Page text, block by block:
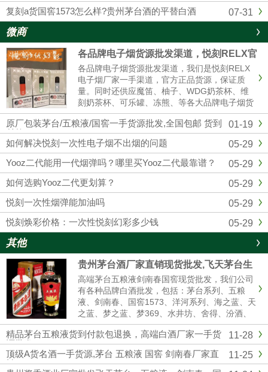
07-31
复刻a货国窖1573怎么样?贵州茅台酒的平替白酒
微商
各品牌电子烟货源批发渠道，悦刻RELX官
方进货拿货一件代发
各品牌电子烟货源批发渠道，我们是悦刻RELX
电子烟厂家一手渠道，官方正品货源，保证质
量。同时还供应魔笛、柚子、WDG奶茶杯、维
刻奶茶杯、可乐罐、冻熊、等各大品牌电子烟货
源批发拿货，我们是悦刻RELX官方一手供应
商，和全国各大实体店建立了紧密的合作关系，
确保产品从生产到销售环节...
01-19
原厂包装茅台/五粮液/国窖一手货源批发,全国包邮 货到
付款
05-29
如何解决悦刻一次性电子烟不出烟的问题
05-29
Yooz二代能用一代烟弹吗？哪里买Yooz二代最靠谱？
05-29
如何选购Yooz二代更划算？
05-29
悦刻一次性烟弹能加油吗
05-29
悦刻焕彩价格：一次性悦刻幻彩多少钱
其他
贵州茅台酒厂家直销现货批发,飞天茅台生
肖茅台全系列供应全国货到付款
高端茅台五粮液剑南春国窖现货批发，我们公司
有各种品牌白酒批发，包括：茅台系列、五粮
液、剑南春、国窖1573、洋河系列、海之蓝、天
之蓝、梦之蓝、梦369、水井坊、舍得、汾酒、
青红花郎等名酒，有高中低档白酒供你选择，我
们是白酒厂家一手货源渠道批发，价格美丽，诚
信经营,做工精细，口感纯正，合作共赢。名酒厂
家...
11-28
精品茅台五粮液货到付款包退换，高端白酒厂家一手货
源批发
11-25
顶级A货名酒一手货源,茅台 五粮液 国窖 剑南春厂家直
销